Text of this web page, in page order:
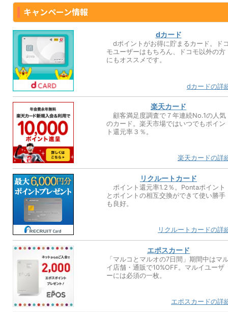
キャンペーン情報
dカード
dポイントがお得に貯まるカード。ド
モユーザーはもちろん、ドコモ以外の方
にもオススメです。
dカードの詳
楽天カード
顧客満足度調査で７年連続No.1の人気
のカード。楽天市場ではいつでもポイン
ト還元率３％。
楽天カードの詳
リクルートカード
ポイント還元率1.2％。Pontaポイント
とポイントの相互交換ができて使い勝手
も良好。
リクルートカードの詳
エポスカード
「マルコとマルオの7日間」期間中はマ
イ店舗・通販で10%OFF。マルイユーザ
ーには必須の一枚。
エポスカードの詳